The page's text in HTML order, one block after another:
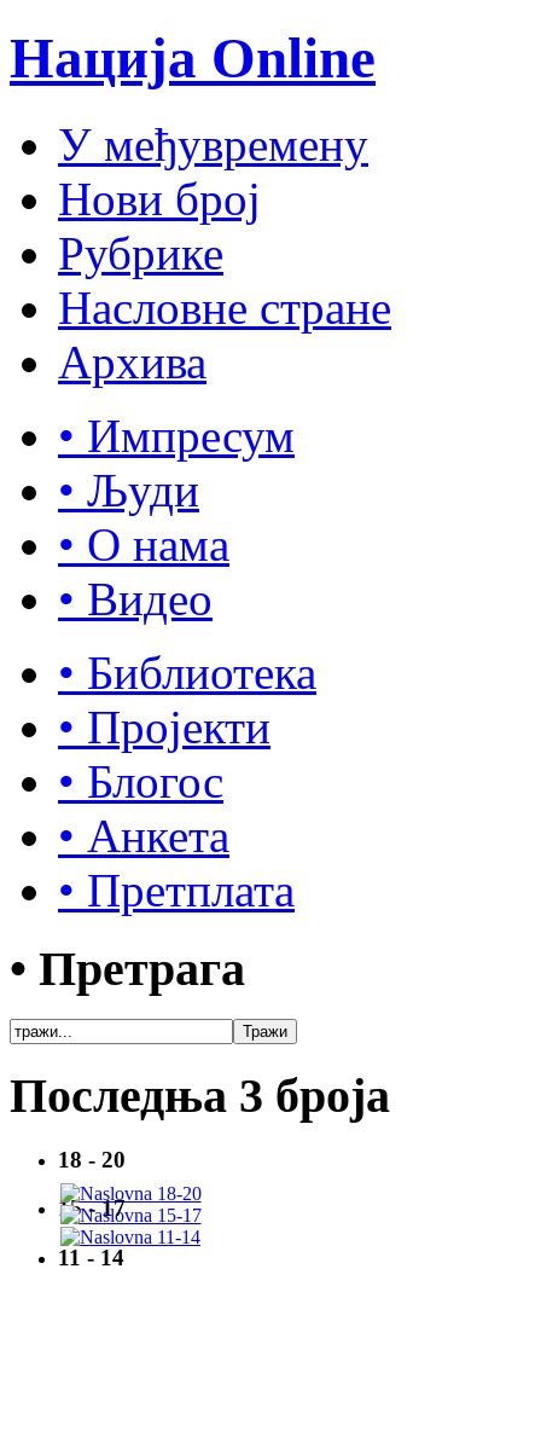
Нација Online
У међувремену
Нови број
Рубрике
Насловне стране
Архива
• Импресум
• Људи
• О нама
• Видео
• Библиотека
• Пројекти
• Блогос
• Анкета
• Претплата
• Претрага
Последња 3 броја
18 - 20
15 - 17
11 - 14